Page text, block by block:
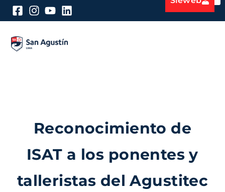
Reconocimiento de
ISAT a los ponentes y
talleristas del Agustitec